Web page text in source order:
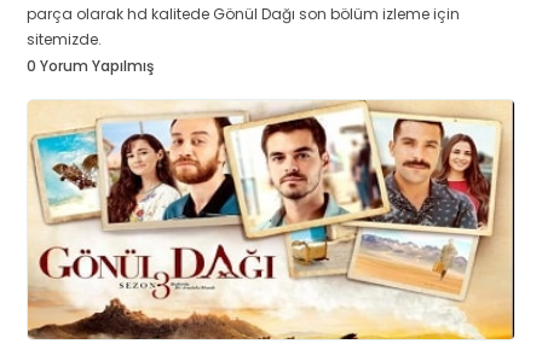
parça olarak hd kalitede Gönül Dağı son bölüm izleme için
sitemizde.
0 Yorum Yapılmış